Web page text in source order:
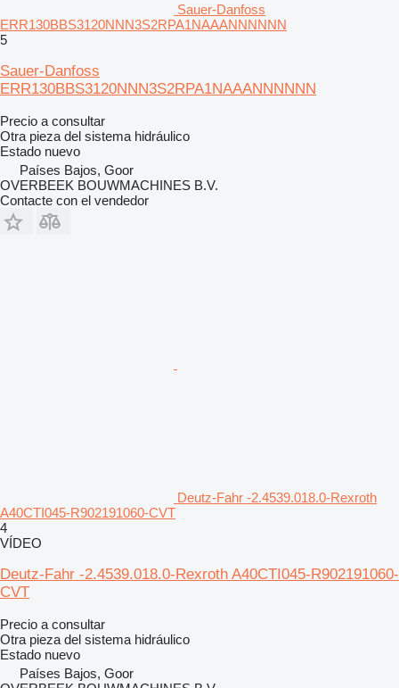
Sauer-Danfoss
ERR130BBS3120NNN3S2RPA1NAAANNNNNN
5
Sauer-Danfoss
ERR130BBS3120NNN3S2RPA1NAAANNNNNN
Precio a consultar
Otra pieza del sistema hidráulico
Estado nuevo
Países Bajos, Goor
OVERBEEK BOUWMACHINES B.V.
Contacte con el vendedor
Deutz-Fahr -2.4539.018.0-Rexroth
A40CTI045-R902191060-CVT
4
VÍDEO
Deutz-Fahr -2.4539.018.0-Rexroth A40CTI045-R902191060-
CVT
Precio a consultar
Otra pieza del sistema hidráulico
Estado nuevo
Países Bajos, Goor